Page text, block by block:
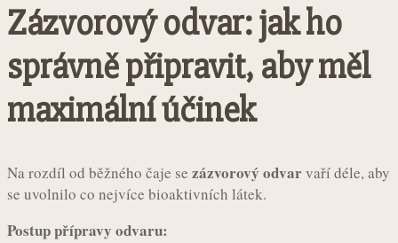
Zázvorový odvar: jak ho
správně připravit, aby měl
maximální účinek
Na rozdíl od běžného čaje se zázvorový odvarvaří déle, aby
se uvolnilo co nejvíce bioaktivních látek.
Postup přípravy odvaru: